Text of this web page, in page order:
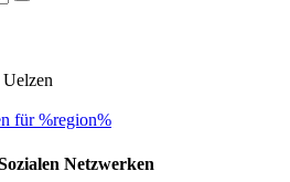
Netzwerken